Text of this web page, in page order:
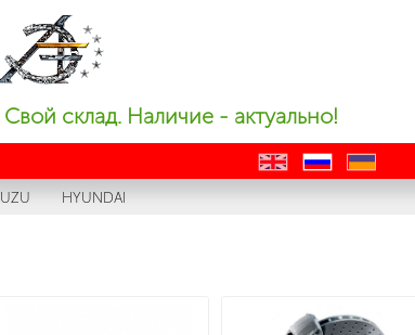
склад. Наличие - актуально!
en ru
uk
HYUNDAI